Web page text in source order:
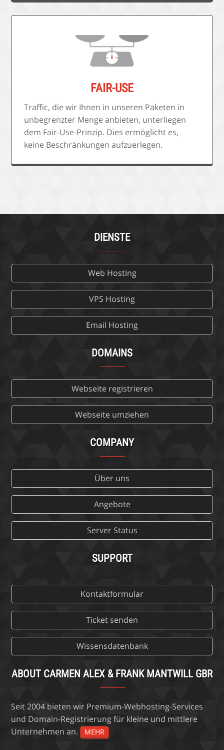
FAIR-USE
Traffic, die wir Ihnen in unseren Paketen in
unbegrenzter Menge anbieten, unterliegen
dem Fair-Use-Prinzip. Dies ermöglicht es,
keine Beschränkungen aufzuerlegen.
DIENSTE
Web Hosting
VPS Hosting
Email Hosting
DOMAINS
Webseite registrieren
Webseite umziehen
COMPANY
Über uns
Angebote
Server Status
SUPPORT
Kontaktformular
Ticket senden
Wissensdatenbank
ABOUT CARMEN ALEX & FRANK MANTWILL GBR
Seit 2004 bieten wir Premium-Webhosting-Services
und Domain-Registrierung für kleine und mittlere
Unternehmen an.
MEHR